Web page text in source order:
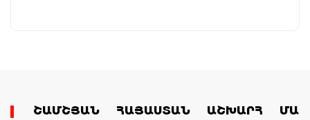
ՇԱՄՇՅԱՆ ՀԱՅԱՍՏԱՆ ԱՇԽԱՐՀ